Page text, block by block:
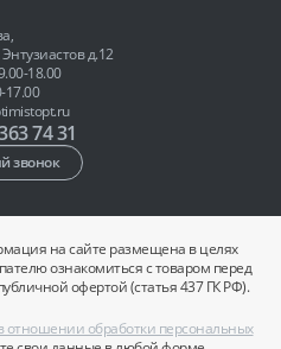
Энтузиастов д.12
18.00
17.00
74 31
звонок
на сайте размещена в целях
ознакомиться с товаром перед
офертой (статья 437 ГК РФ).
отношении обработки персональных